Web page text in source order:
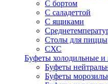
С бортом
С саладеттой
С ящиками
Столы для пиццы
СХС
Буфеты холодильные и
Буфеты
Буфеты